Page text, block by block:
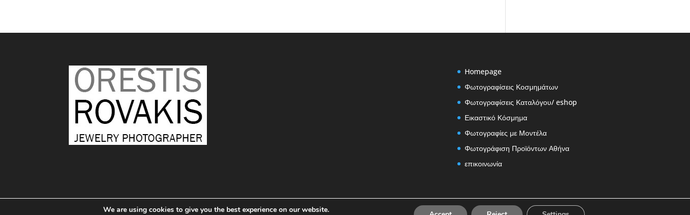
Homepage
Φωτογραφίσεις Κοσμημάτων
Φωτογραφίσεις Καταλόγου/ eshop
Εικαστικό Κόσμημα
Φωτογραφίες με Μοντέλα
Φωτογράφιση Προϊόντων Αθήνα
επικοινωνία
We are using cookies to give you the best experience on our website.